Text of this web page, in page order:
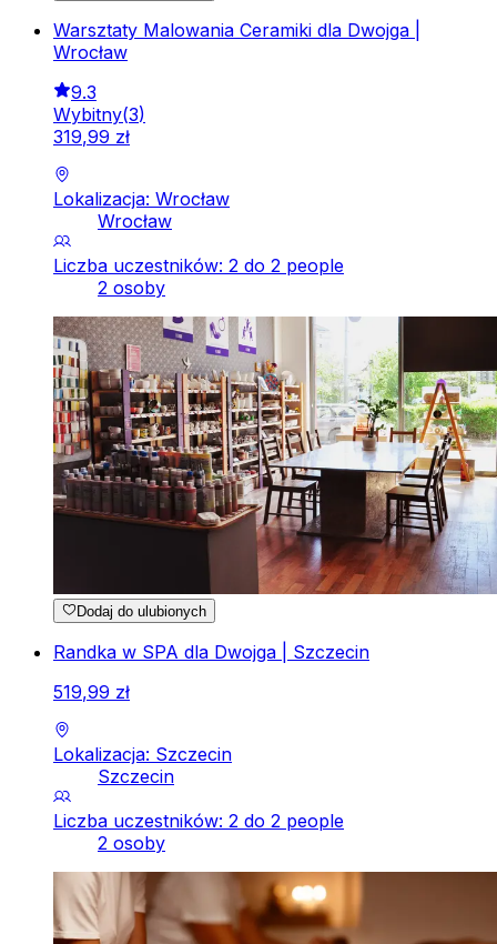
Warsztaty Malowania Ceramiki dla Dwojga |
Wrocław
9.3
Wybitny(3)
319,99 zł
Lokalizacja: Wrocław
Wrocław
Liczba uczestników: 2 do 2 people
2 osoby
Dodaj do ulubionych
Randka w SPA dla Dwojga | Szczecin
519,99 zł
Lokalizacja: Szczecin
Szczecin
Liczba uczestników: 2 do 2 people
2 osoby